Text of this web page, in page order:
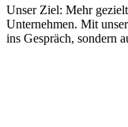
Unser Ziel: Mehr
Unternehmen. Mit
ins Gespräch, sondern